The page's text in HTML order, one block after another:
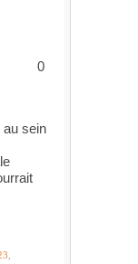
0
au sein